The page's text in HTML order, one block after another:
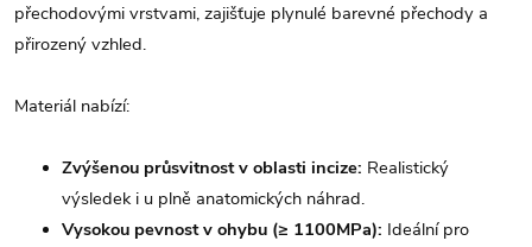
přechodovými vrstvami, zajišťuje plynulé barevné přechody a
přirozený vzhled.
Materiál nabízí:
Zvýšenou průsvitnost v oblasti incize: Realistický
výsledek i u plně anatomických náhrad.
Vysokou pevnost v ohybu (≥ 1100MPa): Ideální pro